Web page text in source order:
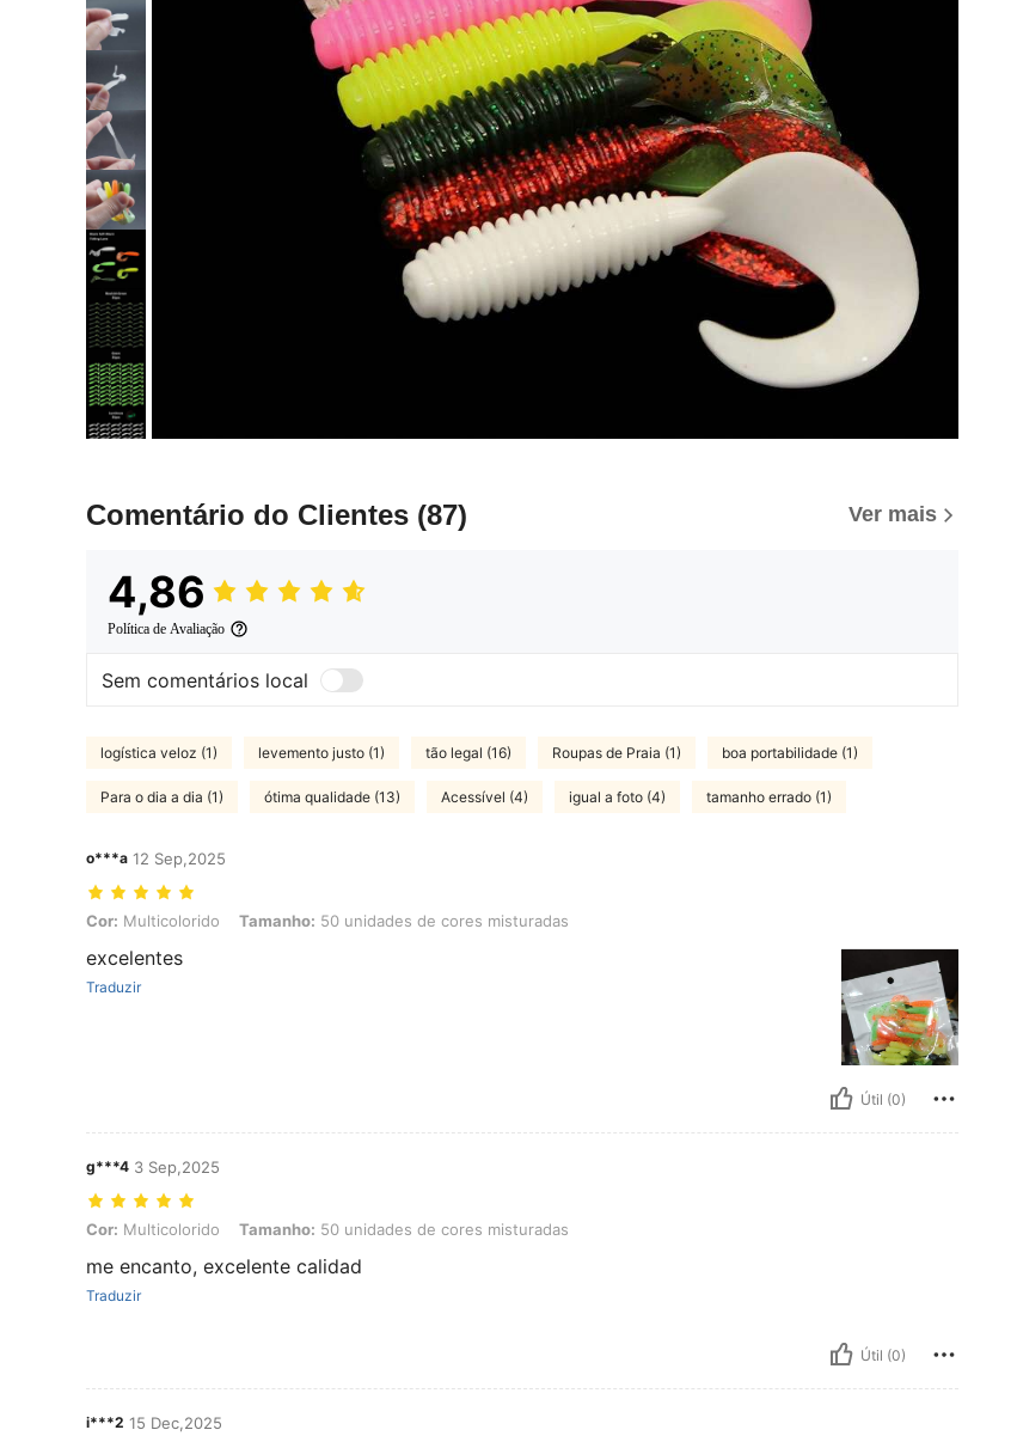
Comentário do Clientes (87) Ver mais
4,86
Política de Avaliação
Sem comentários local
logística veloz (1) levemento justo (1) tão legal (16) Roupas de Praia (1) boa portabilidade (1)
Para o dia a dia (1) ótima qualidade (13) Acessível (4) igual a foto (4) tamanho errado (1)
o***a 12 Sep,2025
Cor: Multicolorido, Tamanho: 50 unidades de cores misturadas
Cor: Multicolorido Tamanho: 50 unidades de cores misturadas
excelentes
Traduzir
Útil (0)
g***4 3 Sep,2025
Cor: Multicolorido, Tamanho: 50 unidades de cores misturadas
Cor: Multicolorido Tamanho: 50 unidades de cores misturadas
me encanto, excelente calidad
Traduzir
Útil (0)
i***2 15 Dec,2025